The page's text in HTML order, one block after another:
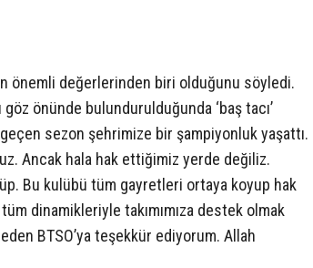
önemli değerlerinden biri olduğunu söyledi.
önünde bulundurulduğunda ‘baş tacı’
sezon şehrimize bir şampiyonluk yaşattı.
Ancak hala hak ettiğimiz yerde değiliz.
Bu kulübü tüm gayretleri ortaya koyup hak
dinamikleriyle takımımıza destek olmak
BTSO’ya teşekkür ediyorum. Allah